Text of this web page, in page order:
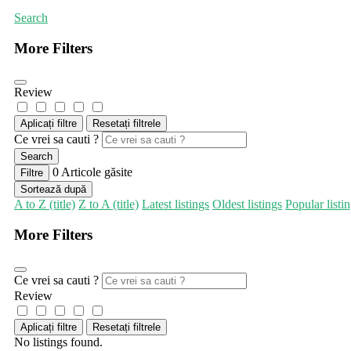
Search
More Filters
Review
Aplicați filtre Resetați filtrele
Ce vrei sa cauti ?
Search
Filtre
0 Articole găsite
Sortează după
A to Z (title) Z to A (title) Latest listings Oldest listings Popular
More Filters
Ce vrei sa cauti ?
Review
Aplicați filtre Resetați filtrele
No listings found.